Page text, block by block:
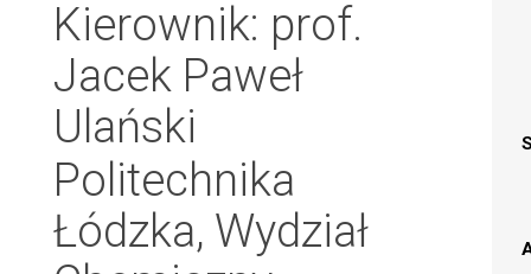
Kierownik: prof.
Jacek Paweł
Ulański
Politechnika
Łódzka, Wydział